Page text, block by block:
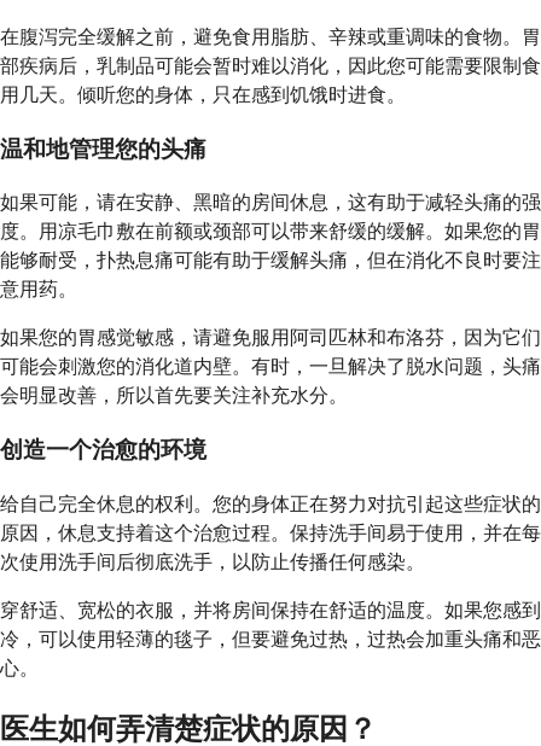
在腹泻完全缓解之前，避免食用脂肪、辛辣或重调味的食物。胃
部疾病后，乳制品可能会暂时难以消化，因此您可能需要限制食
用几天。倾听您的身体，只在感到饥饿时进食。
温和地管理您的头痛
如果可能，请在安静、黑暗的房间休息，这有助于减轻头痛的强
度。用凉毛巾敷在前额或颈部可以带来舒缓的缓解。如果您的胃
能够耐受，扑热息痛可能有助于缓解头痛，但在消化不良时要注
意用药。
如果您的胃感觉敏感，请避免服用阿司匹林和布洛芬，因为它们
可能会刺激您的消化道内壁。有时，一旦解决了脱水问题，头痛
会明显改善，所以首先要关注补充水分。
创造一个治愈的环境
给自己完全休息的权利。您的身体正在努力对抗引起这些症状的
原因，休息支持着这个治愈过程。保持洗手间易于使用，并在每
次使用洗手间后彻底洗手，以防止传播任何感染。
穿舒适、宽松的衣服，并将房间保持在舒适的温度。如果您感到
冷，可以使用轻薄的毯子，但要避免过热，过热会加重头痛和恶
心。
医生如何弄清楚症状的原因？